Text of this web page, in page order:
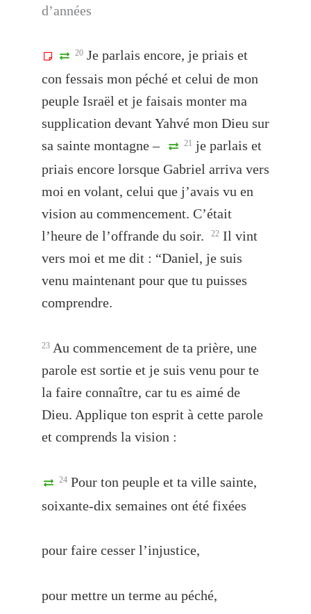
d’années
20 Je parlais encore, je priais et
con fessais mon péché et celui de mon
peuple Israël et je faisais monter ma
supplication devant Yahvé mon Dieu sur
sa sainte montagne –
21 je parlais et
priais encore lorsque Gabriel arriva vers
moi en volant, celui que j’avais vu en
vision au commencement. C’était
l’heure de l’offrande du soir.
22 Il vint
vers moi et me dit : “Daniel, je suis
venu maintenant pour que tu puisses
comprendre.
23 Au commencement de ta prière, une
parole est sortie et je suis venu pour te
la faire connaître, car tu es aimé de
Dieu. Applique ton esprit à cette parole
et comprends la vision :
24 Pour ton peuple et ta ville sainte,
soixante-dix semaines ont été fixées
pour faire cesser l’injustice,
pour mettre un terme au péché,